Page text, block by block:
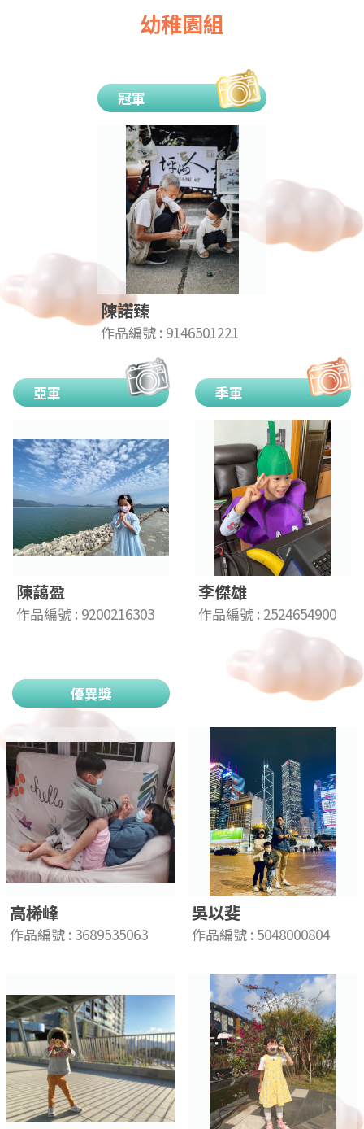
幼稚園組
冠軍
陳諾臻
作品編號 : 9146501221
亞軍
陳藹盈
作品編號 : 9200216303
季軍
李傑雄
作品編號 : 2524654900
優異獎
高桸峰
作品編號 : 3689535063
吳以斐
作品編號 : 5048000804